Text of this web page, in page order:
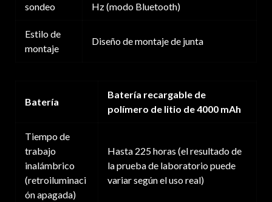
sondeo
Hz (modo Bluetooth)
Estilo de
montaje
Diseño de montaje de junta
Batería
Batería recargable de
polímero de litio de 4000 mAh
Tiempo de
trabajo
inalámbrico
(retroiluminaci
ón apagada)
Hasta 225 horas (el resultado de
la prueba de laboratorio puede
variar según el uso real)